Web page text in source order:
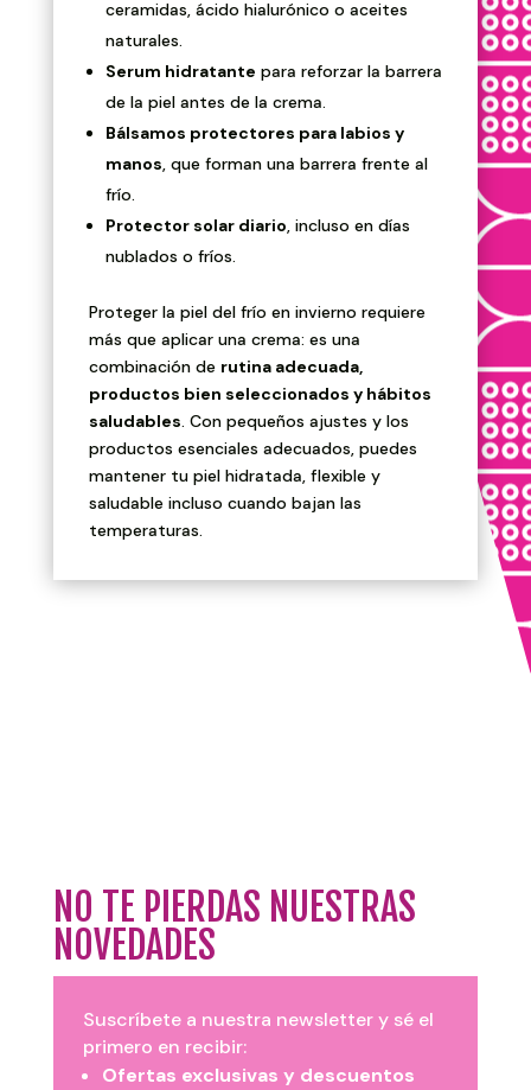
ceramidas, ácido hialurónico o aceites
naturales.
Serum hidratante para reforzar la barrera
de la piel antes de la crema.
Bálsamos protectores para labios y
manos, que forman una barrera frente al
frío.
Protector solar diario, incluso en días
nublados o fríos.
Proteger la piel del frío en invierno requiere
más que aplicar una crema: es una
combinación de rutina adecuada,
productos bien seleccionados y hábitos
saludables. Con pequeños ajustes y los
productos esenciales adecuados, puedes
mantener tu piel hidratada, flexible y
saludable incluso cuando bajan las
temperaturas.
NO TE PIERDAS NUESTRAS
NOVEDADES
Suscríbete a nuestra newsletter y sé el
primero en recibir:
Ofertas exclusivas y descuentos